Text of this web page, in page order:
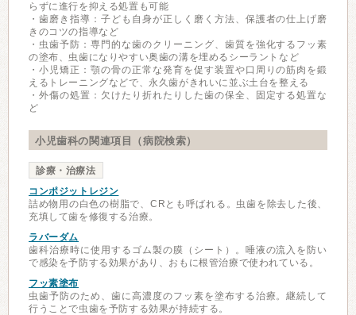
らずに進行を抑える処置も可能
・歯磨き指導：子ども自身が正しく磨く方法、保護者の仕上げ磨
きのコツの指導など
・虫歯予防：専門的な歯のクリーニング、歯質を強化するフッ素
の塗布、虫歯になりやすい奥歯の溝を埋めるシーラントなど
・小児矯正：顎の骨の正常な発育を促す装置や口周りの筋肉を鍛
えるトレーニングなどで、永久歯がきれいに並ぶ土台を整える
・外傷の処置：欠けたり折れたりした歯の保全、固定する処置な
ど
小児歯科の関連項目（病院検索）
診療・治療法
コンポジットレジン
詰め物用の白色の樹脂で、CRとも呼ばれる。虫歯を除去した後、
充填して歯を修復する治療。
ラバーダム
歯科治療時に使用するゴム製の膜（シート）。唾液の流入を防い
で感染を予防する効果があり、おもに根管治療で使われている。
フッ素塗布
虫歯予防のため、歯に高濃度のフッ素を塗布する治療。継続して
行うことで虫歯を予防する効果が持続する。